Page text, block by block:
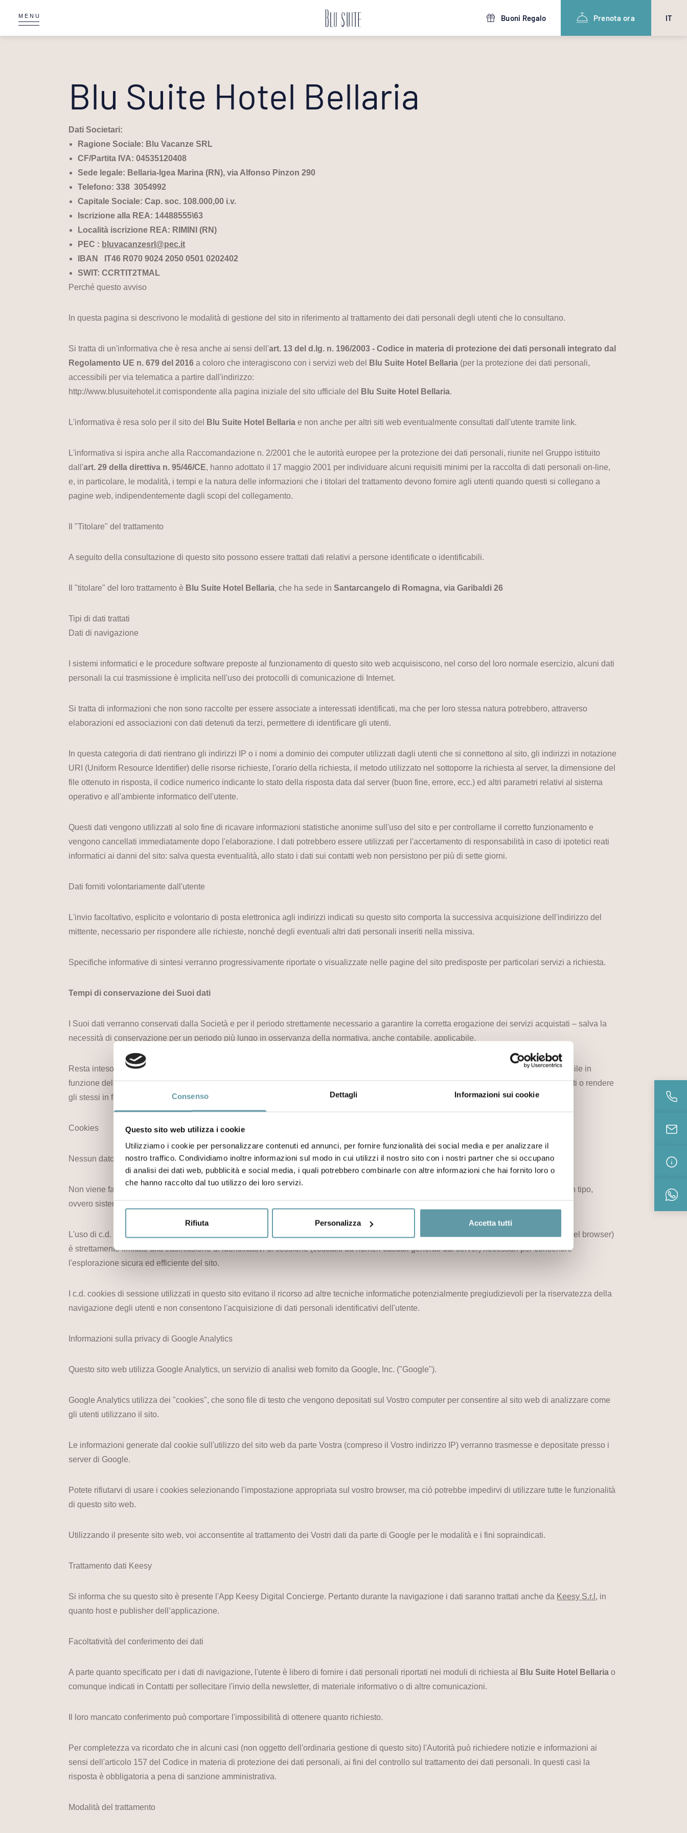
Consenso Dettagli Informazioni sui cookie
Questo sito web utilizza i cookie
Utilizziamo i cookie per personalizzare contenuti ed annunci, per fornire funzionalità dei social media e per analizzare il
nostro traffico. Condividiamo inoltre informazioni sul modo in cui utilizzi il nostro sito con i nostri partner che si occupano
di analisi dei dati web, pubblicità e social media, i quali potrebbero combinarle con altre informazioni che hai fornito loro o
che hanno raccolto dal tuo utilizzo dei loro servizi.
Rifiuta Personalizza Accetta tutti
MENU Buoni Regalo Prenota ora IT
Blu Suite Hotel Bellaria
Dati Societari:
Ragione Sociale: Blu Vacanze SRL
CF/Partita IVA: 04535120408
Sede legale: Bellaria-Igea Marina (RN), via Alfonso Pinzon 290
Telefono:338 3054992
Capitale Sociale: Cap. soc. 108.000,00 i.v.
Iscrizione alla REA: 14488555\63
Località iscrizione REA: RIMINI (RN)
PEC : bluvacanzesrl@pec.it
IBAN IT46 R070 9024 2050 0501 0202402
SWIT: CCRTIT2TMAL
Perché questo avviso
In questa pagina si descrivono le modalità di gestione del sito in riferimento al trattamento dei dati personali degli utenti che lo consultano.
Si tratta di un'informativa che è resa anche ai sensi dell'art. 13 del d.lg. n. 196/2003 - Codice in materia di protezione dei dati personali integrato dal
Regolamento UE n. 679 del 2016 a coloro che interagiscono con i servizi web del Blu Suite Hotel Bellaria (per la protezione dei dati personali,
accessibili per via telematica a partire dall'indirizzo:
http://www.blusuitehotel.it corrispondente alla pagina iniziale del sito ufficiale del
Blu Suite Hotel Bellaria.
L'informativa è resa solo per il sito del Blu Suite Hotel Bellariae non anche per altri siti web eventualmente consultati dall'utente tramite link.
L'informativa si ispira anche alla Raccomandazione n. 2/2001 che le autorità europee per la protezione dei dati personali, riunite nel Gruppo istituito
dall'art. 29 della direttiva n. 95/46/CE, hanno adottato il 17 maggio 2001 per individuare alcuni requisiti minimi per la raccolta di dati personali on-line,
e, in particolare, le modalità, i tempi e la natura delle informazioni che i titolari del trattamento devono fornire agli utenti quando questi si collegano a
pagine web, indipendentemente dagli scopi del collegamento.
Il "Titolare" del trattamento
A seguito della consultazione di questo sito possono essere trattati dati relativi a persone identificate o identificabili.
Il "titolare" del loro trattamento è Blu Suite Hotel Bellaria, che ha sede inSantarcangelo di Romagna, via Garibaldi 26
Tipi di dati trattati
Dati di navigazione
I sistemi informatici e le procedure software preposte al funzionamento di questo sito web acquisiscono, nel corso del loro normale esercizio, alcuni dati
personali la cui trasmissione è implicita nell'uso dei protocolli di comunicazione di Internet.
Si tratta di informazioni che non sono raccolte per essere associate a interessati identificati, ma che per loro stessa natura potrebbero, attraverso
elaborazioni ed associazioni con dati detenuti da terzi, permettere di identificare gli utenti.
In questa categoria di dati rientrano gli indirizzi IP o i nomi a dominio dei computer utilizzati dagli utenti che si connettono al sito, gli indirizzi in notazione
URI (Uniform Resource Identifier) delle risorse richieste, l'orario della richiesta, il metodo utilizzato nel sottoporre la richiesta al server, la dimensione del
file ottenuto in risposta, il codice numerico indicante lo stato della risposta data dal server (buon fine, errore, ecc.) ed altri parametri relativi al sistema
operativo e all'ambiente informatico dell'utente.
Questi dati vengono utilizzati al solo fine di ricavare informazioni statistiche anonime sull'uso del sito e per controllarne il corretto funzionamento e
vengono cancellati immediatamente dopo l'elaborazione. I dati potrebbero essere utilizzati per l'accertamento di responsabilità in caso di ipotetici reati
informatici ai danni del sito: salva questa eventualità, allo stato i dati sui contatti web non persistono per più di sette giorni.
Dati forniti volontariamente dall'utente
L'invio facoltativo, esplicito e volontario di posta elettronica agli indirizzi indicati su questo sito comporta la successiva acquisizione dell'indirizzo del
mittente, necessario per rispondere alle richieste, nonché degli eventuali altri dati personali inseriti nella missiva.
Specifiche informative di sintesi verranno progressivamente riportate o visualizzate nelle pagine del sito predisposte per particolari servizi a richiesta.
Tempi di conservazione dei Suoi dati
I Suoi dati verranno conservati dalla Società e per il periodo strettamente necessario a garantire la corretta erogazione dei servizi acquistati – salva la
necessità di conservazione per un periodo più lungo in osservanza della normativa, anche contabile, applicabile.
Resta inteso che i suoi dati saranno conservati e trattati da Residence Sirena SRL per il tempo massimo consentito dalla normativa applicabile in
funzione delle relative finalità. Al termine di tale periodo la nostra Società potrà chiederLe di rinnovare il consenso al trattamento dei Suoi dati o rendere
gli stessi in forma anonima e conservarli solamente per fini statistici o storici.
Cookies
Nessun dato personale degli utenti viene in proposito acquisito dal sito.
Non viene fatto uso di cookies per la trasmissione di informazioni di carattere personale, né vengono utilizzati c.d.cookies persistenti di alcun tipo,
ovvero sistemi per il tracciamento degli utenti.
L'uso di c.d. cookies di sessione (che non vengono memorizzati in modo persistente sul computer dell'utente e svaniscono con la chiusura del browser)
è strettamente limitato alla trasmissione di identificativi di sessione (costituiti da numeri casuali generati dal server) necessari per consentire
l'esplorazione sicura ed efficiente del sito.
I c.d. cookies di sessione utilizzati in questo sito evitano il ricorso ad altre tecniche informatiche potenzialmente pregiudizievoli per la riservatezza della
navigazione degli utenti e non consentono l'acquisizione di dati personali identificativi dell'utente.
Informazioni sulla privacy di Google Analytics
Questo sito web utilizza Google Analytics, un servizio di analisi web fornito da Google, Inc. ("Google").
Google Analytics utilizza dei "cookies", che sono file di testo che vengono depositati sul Vostro computer per consentire al sito web di analizzare come
gli utenti utilizzano il sito.
Le informazioni generate dal cookie sull'utilizzo del sito web da parte Vostra (compreso il Vostro indirizzo IP) verranno trasmesse e depositate presso i
server di Google.
Potete rifiutarvi di usare i cookies selezionando l'impostazione appropriata sul vostro browser, ma ciò potrebbe impedirvi di utilizzare tutte le funzionalità
di questo sito web.
Utilizzando il presente sito web, voi acconsentite al trattamento dei Vostri dati da parte di Google per le modalità e i fini sopraindicati.
Trattamento dati Keesy
Si informa che su questo sito è presente l'App Keesy Digital Concierge. Pertanto durante la navigazione i dati saranno trattati anche da Keesy S.r.l , in
quanto host e publisher dell’applicazione.
Facoltatività del conferimento dei dati
A parte quanto specificato per i dati di navigazione, l'utente è libero di fornire i dati personali riportati nei moduli di richiesta al Blu Suite Hotel Bellaria o
comunque indicati in Contatti per sollecitare l'invio della newsletter, di materiale informativo o di altre comunicazioni.
Il loro mancato conferimento può comportare l'impossibilità di ottenere quanto richiesto.
Per completezza va ricordato che in alcuni casi (non oggetto dell'ordinaria gestione di questo sito) l'Autorità può richiedere notizie e informazioni ai
sensi dell'articolo 157 del Codice in materia di protezione dei dati personali, ai fini del controllo sul trattamento dei dati personali. In questi casi la
risposta è obbligatoria a pena di sanzione amministrativa.
Modalità del trattamento